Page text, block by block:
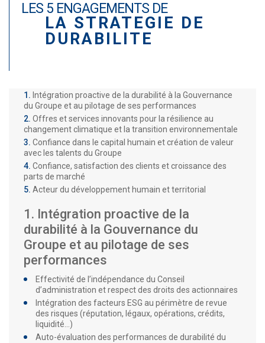
LES 5 ENGAGEMENTS DE
LA STRATEGIE DE
DURABILITE
Intégration proactive de la durabilité à la Gouvernance
du Groupe et au pilotage de ses performances
Offres et services innovants pour la résilience au
changement climatique et la transition environnementale
Confiance dans le capital humain et création de valeur
avec les talents du Groupe
Confiance, satisfaction des clients et croissance des
parts de marché
Acteur du développement humain et territorial
1. Intégration proactive de la
durabilité à la Gouvernance du
Groupe et au pilotage de ses
performances
Effectivité de l’indépendance du Conseil
d’administration et respect des droits des actionnaires
Intégration des facteurs ESG au périmètre de revue
des risques (réputation, légaux, opérations, crédits,
liquidité…)
Auto-évaluation des performances de durabilité du